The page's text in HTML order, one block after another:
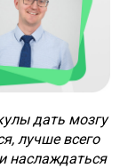
дать мозгу
лучше всего
наслаждаться